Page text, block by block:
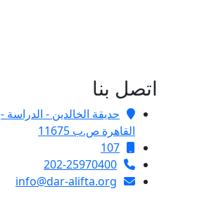
اتصل بنا
حديقة الخالدين - الدراسة -
القاهرة ص.ب 11675
107
202-25970400
info@dar-alifta.org